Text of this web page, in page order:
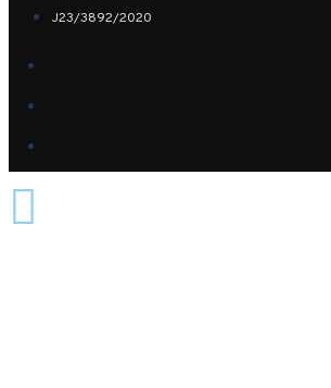
J23/3892/2020